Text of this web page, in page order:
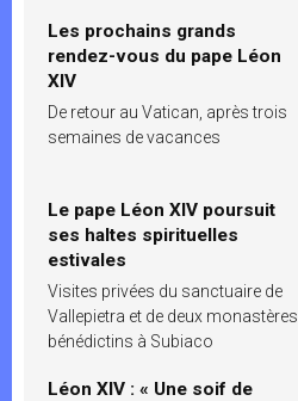
Les prochains grands
rendez-vous du pape Léon
XIV
De retour au Vatican, après trois
semaines de vacances
Le pape Léon XIV poursuit
ses haltes spirituelles
estivales
Visites privées du sanctuaire de
Vallepietra et de deux monastères
bénédictins à Subiaco
Léon XIV : « Une soif de